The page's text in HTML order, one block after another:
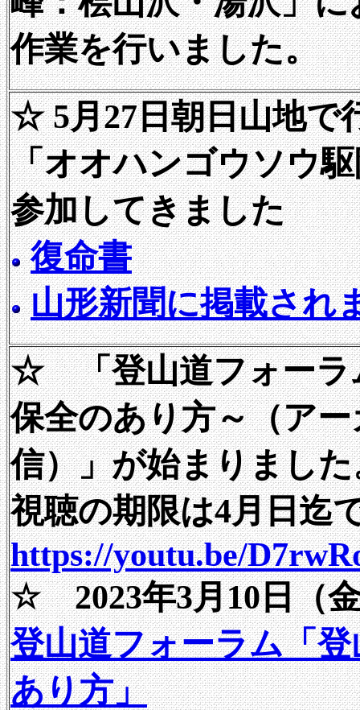
作業を行いました。
☆ 5月27日朝日山地で
「オオハンゴウソウ
参加してきました
復命書
山形新聞に掲載され
☆ 「登山道フォーラ
保全のあり方～（ア
信）」が始まりました
視聴の期限は4月日迄
https://youtu.be/
☆ 2023年3月10日（
登山道フォーラム「
あり方」